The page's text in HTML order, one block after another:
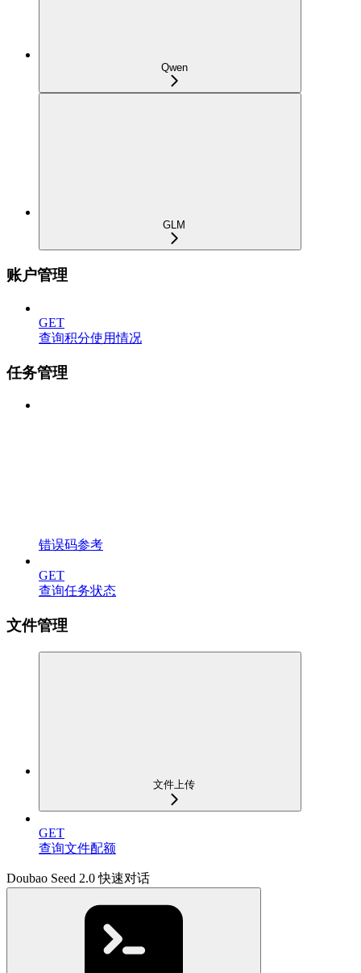
Qwen
GLM
账户管理
GET
查询积分使用情况
任务管理
错误码参考
GET
查询任务状态
文件管理
文件上传
GET
查询文件配额
Doubao Seed 2.0 快速对话